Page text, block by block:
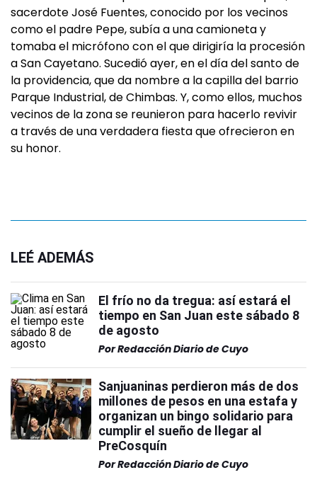
sacerdote José Fuentes, conocido por los vecinos
como el padre Pepe, subía a una camioneta y
tomaba el micrófono con el que dirigiría la procesión
a San Cayetano. Sucedió ayer, en el día del santo de
la providencia, que da nombre a la capilla del barrio
Parque Industrial, de Chimbas. Y, como ellos, muchos
vecinos de la zona se reunieron para hacerlo revivir
a través de una verdadera fiesta que ofrecieron en
su honor.
LEÉ ADEMÁS
El frío no da tregua: así estará el
tiempo en San Juan este sábado 8
de agosto
PorRedacción Diario de Cuyo
Sanjuaninas perdieron más de dos
millones de pesos en una estafa y
organizan un bingo solidario para
cumplir el sueño de llegar al
PreCosquín
PorRedacción Diario de Cuyo